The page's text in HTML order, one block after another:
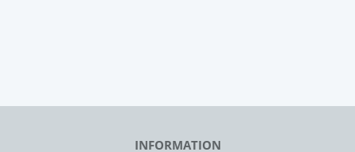
INFORMATION